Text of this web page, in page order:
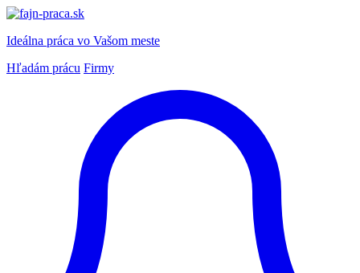
Ideálna práca vo Vašom meste
Hľadám prácu Firmy